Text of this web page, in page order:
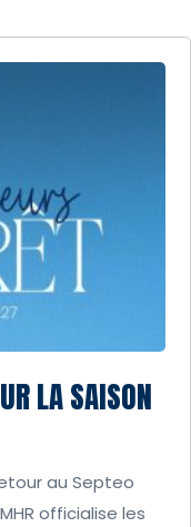
LA SAISON
au Septeo
officialise les